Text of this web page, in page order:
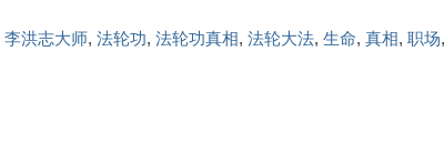
李洪志大师, 法轮功, 法轮功真相, 法轮大法, 生命, 真相, 职场,